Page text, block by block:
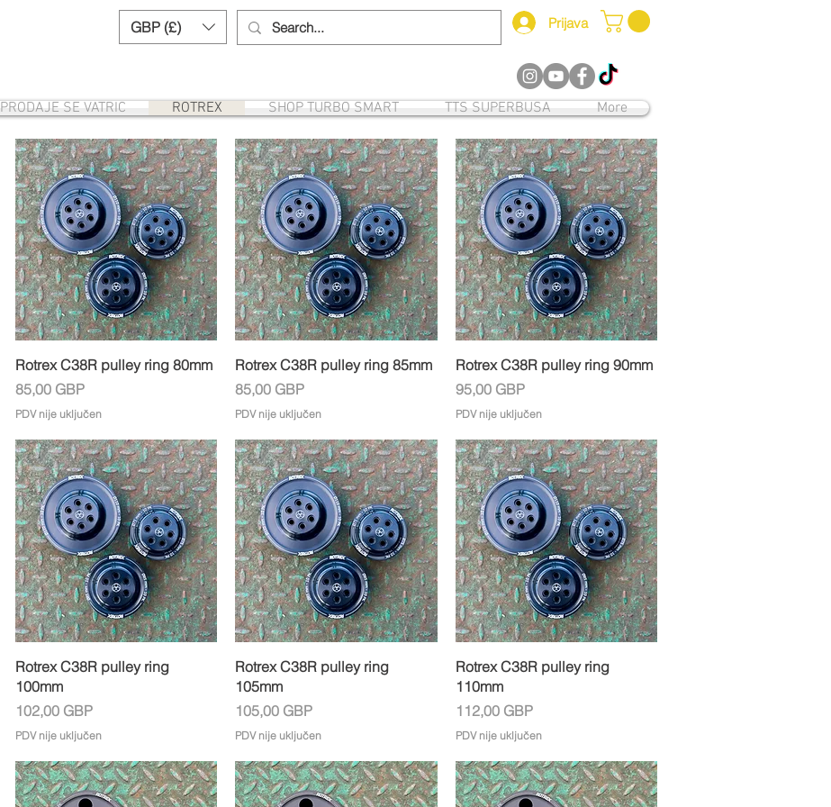
GBP (£) Prijava
PRODAJE SE VATRIC ROTREX SHOP TURBO SMART TTS SUPERBUSA More
Brzi pregled
Rotrex C38R pulley ring 80mm
Cijena
85,00 GBP
PDV nije uključen
Brzi pregled
Rotrex C38R pulley ring 85mm
Cijena
85,00 GBP
PDV nije uključen
Brzi pregled
Rotrex C38R pulley ring 90mm
Cijena
95,00 GBP
PDV nije uključen
Brzi pregled
Rotrex C38R pulley ring
100mm
Cijena
102,00 GBP
PDV nije uključen
Brzi pregled
Rotrex C38R pulley ring
105mm
Cijena
105,00 GBP
PDV nije uključen
Brzi pregled
Rotrex C38R pulley ring
110mm
Cijena
112,00 GBP
PDV nije uključen